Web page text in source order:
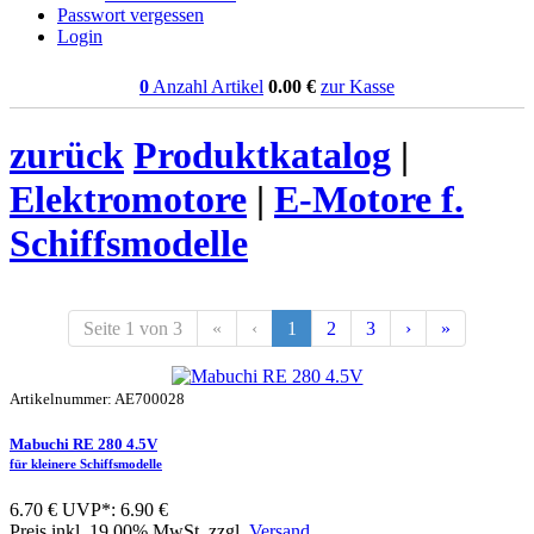
Passwort vergessen
Login
0 Anzahl Artikel 0.00 € zur Kasse
zurück Produktkatalog |
Elektromotore | E-Motore f.
Schiffsmodelle
Seite 1 von 3 « ‹ 1 2 3 › »
Artikelnummer: AE700028
Mabuchi RE 280 4.5V
für kleinere Schiffsmodelle
6.70 € UVP*: 6.90 €